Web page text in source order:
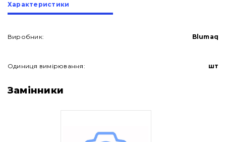
Про нас
Характеристики
Виробник: Blumaq
Одиниця вимірювання: шт
Замінники